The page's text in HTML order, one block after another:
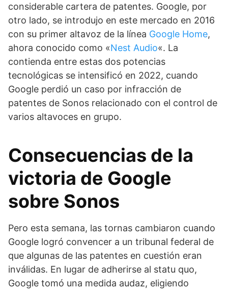
considerable cartera de patentes. Google, por
otro lado, se introdujo en este mercado en 2016
con su primer altavoz de la línea Google Home,
ahora conocido como «Nest Audio«. La
contienda entre estas dos potencias
tecnológicas se intensificó en 2022, cuando
Google perdió un caso por infracción de
patentes de Sonos relacionado con el control de
varios altavoces en grupo.
Consecuencias de la
victoria de Google
sobre Sonos
Pero esta semana, las tornas cambiaron cuando
Google logró convencer a un tribunal federal de
que algunas de las patentes en cuestión eran
inválidas. En lugar de adherirse al statu quo,
Google tomó una medida audaz, eligiendo